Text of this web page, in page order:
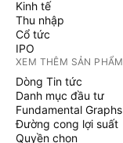
Kinh tế
Thu nhập
Cổ tức
IPO
XEM THÊM SẢN PHẨM
Dòng Tin tức
Danh mục đầu tư
Fundamental Graphs
Đường cong lợi suất
Quyền chọn